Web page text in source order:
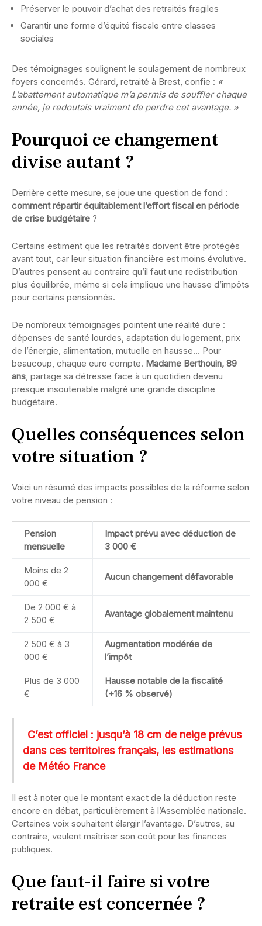
Préserver le pouvoir d’achat des retraités fragiles
Garantir une forme d’équité fiscale entre classes
sociales
Des témoignages soulignent le soulagement de nombreux
foyers concernés. Gérard, retraité à Brest, confie : «
L’abattement automatique m’a permis de souffler chaque
année, je redoutais vraiment de perdre cet avantage. »
Pourquoi ce changement
divise autant ?
Derrière cette mesure, se joue une question de fond :
comment répartir équitablement l’effort fiscal en période
de crise budgétaire ?
Certains estiment que les retraités doivent être protégés
avant tout, car leur situation financière est moins évolutive.
D’autres pensent au contraire qu’il faut une redistribution
plus équilibrée, même si cela implique une hausse d’impôts
pour certains pensionnés.
De nombreux témoignages pointent une réalité dure :
dépenses de santé lourdes, adaptation du logement, prix
de l’énergie, alimentation, mutuelle en hausse… Pour
beaucoup, chaque euro compte. Madame Berthouin, 89
ans, partage sa détresse face à un quotidien devenu
presque insoutenable malgré une grande discipline
budgétaire.
Quelles conséquences selon
votre situation ?
Voici un résumé des impacts possibles de la réforme selon
votre niveau de pension :
Pension
mensuelle
Impact prévu avec déduction de
3 000 €
Moins de 2
000 €
Aucun changement défavorable
De 2 000 € à
2 500 €
Avantage globalement maintenu
2 500 € à 3
000 €
Augmentation modérée de
l’impôt
Plus de 3 000
€
Hausse notable de la fiscalité
(+16 % observé)
C’est officiel : jusqu’à 18 cm de neige prévus
dans ces territoires français, les estimations
de Météo France
Il est à noter que le montant exact de la déduction reste
encore en débat, particulièrement à l’Assemblée nationale.
Certaines voix souhaitent élargir l’avantage. D’autres, au
contraire, veulent maîtriser son coût pour les finances
publiques.
Que faut-il faire si votre
retraite est concernée ?